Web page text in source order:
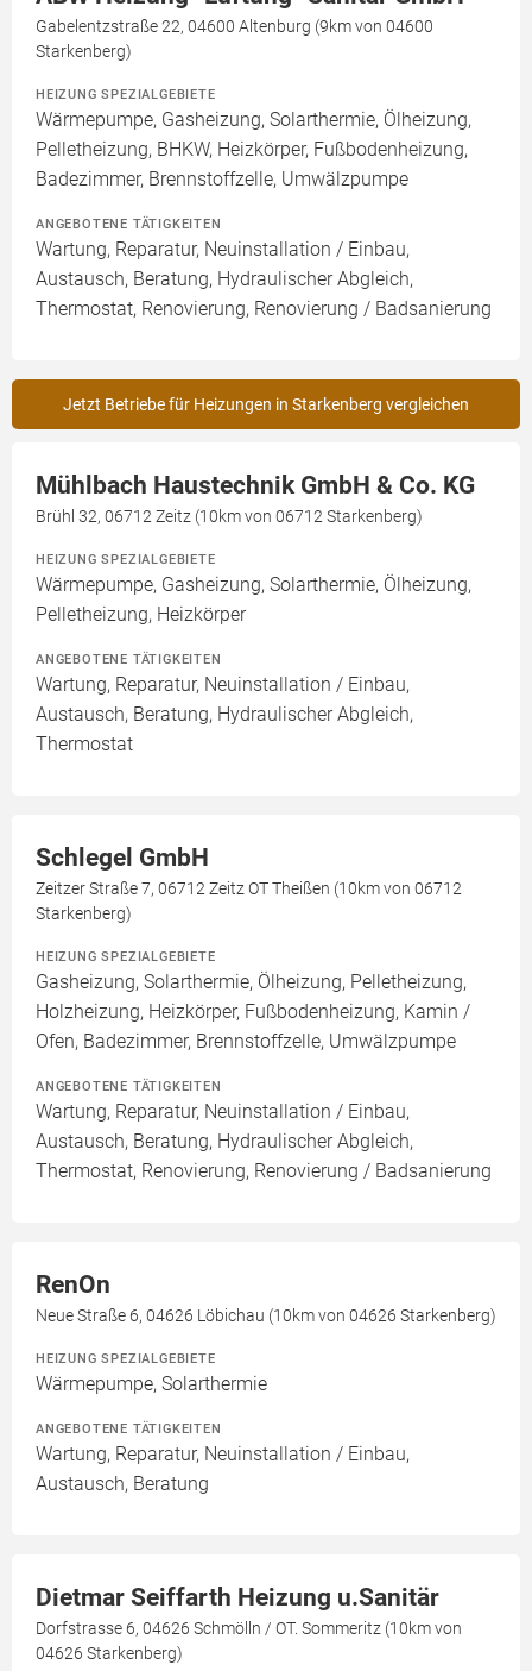
Gabelentzstraße 22, 04600 Altenburg (9km von 04600
Starkenberg)
HEIZUNG SPEZIALGEBIETE
Wärmepumpe, Gasheizung, Solarthermie, Ölheizung,
Pelletheizung, BHKW, Heizkörper, Fußbodenheizung,
Badezimmer, Brennstoffzelle, Umwälzpumpe
ANGEBOTENE TÄTIGKEITEN
Wartung, Reparatur, Neuinstallation / Einbau,
Austausch, Beratung, Hydraulischer Abgleich,
Thermostat, Renovierung, Renovierung / Badsanierung
Jetzt Betriebe für Heizungen in Starkenberg vergleichen
Mühlbach Haustechnik GmbH & Co. KG
Brühl 32, 06712 Zeitz (10km von 06712 Starkenberg)
HEIZUNG SPEZIALGEBIETE
Wärmepumpe, Gasheizung, Solarthermie, Ölheizung,
Pelletheizung, Heizkörper
ANGEBOTENE TÄTIGKEITEN
Wartung, Reparatur, Neuinstallation / Einbau,
Austausch, Beratung, Hydraulischer Abgleich,
Thermostat
Schlegel GmbH
Zeitzer Straße 7, 06712 Zeitz OT Theißen (10km von 06712
Starkenberg)
HEIZUNG SPEZIALGEBIETE
Gasheizung, Solarthermie, Ölheizung, Pelletheizung,
Holzheizung, Heizkörper, Fußbodenheizung, Kamin /
Ofen, Badezimmer, Brennstoffzelle, Umwälzpumpe
ANGEBOTENE TÄTIGKEITEN
Wartung, Reparatur, Neuinstallation / Einbau,
Austausch, Beratung, Hydraulischer Abgleich,
Thermostat, Renovierung, Renovierung / Badsanierung
RenOn
Neue Straße 6, 04626 Löbichau (10km von 04626 Starkenberg)
HEIZUNG SPEZIALGEBIETE
Wärmepumpe, Solarthermie
ANGEBOTENE TÄTIGKEITEN
Wartung, Reparatur, Neuinstallation / Einbau,
Austausch, Beratung
Dietmar Seiffarth Heizung u.Sanitär
Dorfstrasse 6, 04626 Schmölln / OT. Sommeritz (10km von
04626 Starkenberg)